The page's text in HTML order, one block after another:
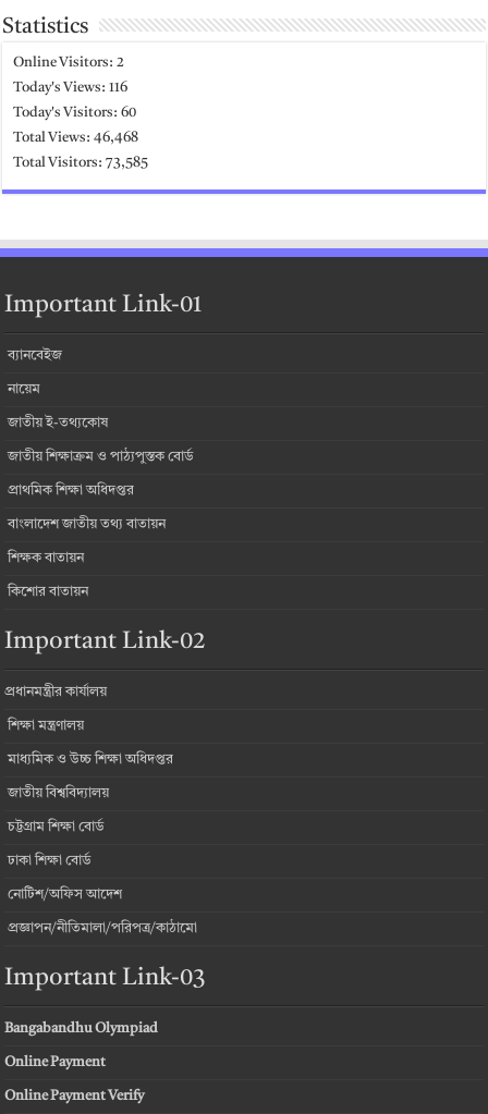
Statistics
Online Visitors:2
Today's Views:116
Today's Visitors:60
Total Views:46,468
Total Visitors:73,585
Important Link-01
ব্যানবেইজ
নায়েম
জাতীয় ই-তথ্যকোষ
জাতীয় শিক্ষাক্রম ও পাঠ্যপুস্তক বোর্ড
প্রাথমিক শিক্ষা অধিদপ্তর
বাংলাদেশ জাতীয় তথ্য বাতায়ন
শিক্ষক বাতায়ন
কিশোর বাতায়ন
Important Link-02
প্রধানমন্ত্রীর কার্যালয়
শিক্ষা মন্ত্রণালয়
মাধ্যমিক ও উচ্চ শিক্ষা অধিদপ্তর
জাতীয় বিশ্ববিদ্যালয়
চট্টগ্রাম শিক্ষা বোর্ড
ঢাকা শিক্ষা বোর্ড
নোটিশ/অফিস আদেশ
প্রজ্ঞাপন/নীতিমালা/পরিপত্র/কাঠামো
Important Link-03
Bangabandhu Olympiad
Online Payment
Online Payment Verify